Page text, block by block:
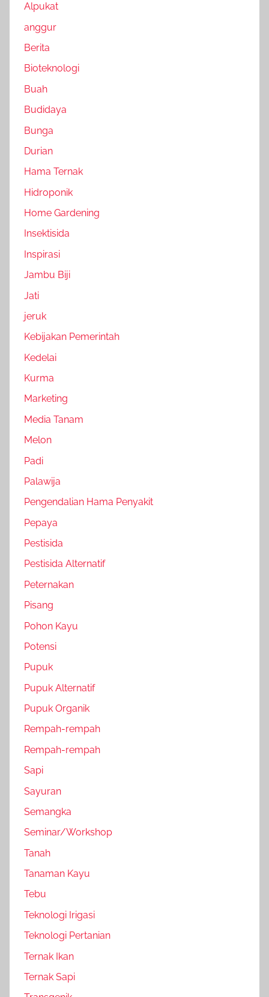
Alpukat
anggur
Berita
Bioteknologi
Buah
Budidaya
Bunga
Durian
Hama Ternak
Hidroponik
Home Gardening
Insektisida
Inspirasi
Jambu Biji
Jati
jeruk
Kebijakan Pemerintah
Kedelai
Kurma
Marketing
Media Tanam
Melon
Padi
Palawija
Pengendalian Hama Penyakit
Pepaya
Pestisida
Pestisida Alternatif
Peternakan
Pisang
Pohon Kayu
Potensi
Pupuk
Pupuk Alternatif
Pupuk Organik
Rempah-rempah
Rempah-rempah
Sapi
Sayuran
Semangka
Seminar/Workshop
Tanah
Tanaman Kayu
Tebu
Teknologi Irigasi
Teknologi Pertanian
Ternak Ikan
Ternak Sapi